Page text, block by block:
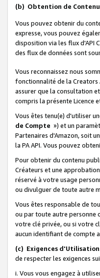
(b) Obtention de
Vous pouvez obtenir du
expresse, vous pouvez
disposition via les flux d'API
des flux de données sont
Vous reconnaissez nous
fonctionnalité de la Creators
assurer que la consultation
compris la présente Licence
Vous êtes tenu(e) d'utiliser
de Compte ») et un
Partenaires d'Amazon, soit
la PA API. Vous pouvez
Pour obtenir du contenu
Créateurs et une
réservé à votre usage
ou divulguer de toute autre
Vous êtes responsable de
ou par toute autre personne
votre clé privée, ou si votre
aucun identifiant de compte
(c) Exigences
de respecter les exigences
i. Vous vous engagez à